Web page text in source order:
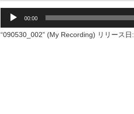
プ
レ
00:00
“090530_002” (My Recording) リリース日